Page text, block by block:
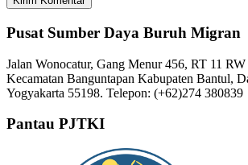
Pusat Sumber Daya Buruh Migran
Jalan Wonocatur, Gang Menur 456, RT 11
Kecamatan Banguntapan Kabupaten Bantul,
Yogyakarta 55198. Telepon: (+62)274 380839
Pantau PJTKI